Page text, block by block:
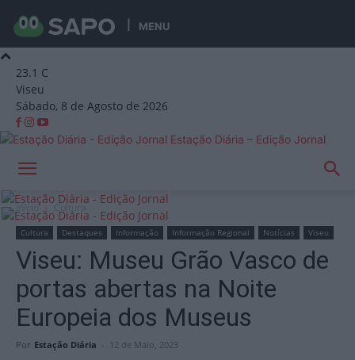
MENU
23.1 C
Viseu
Sábado, 8 de Agosto de 2026
Estação Diária – Edição Jornal
Início Cultura
Cultura Destaques Informação Informação Regional Notícias Viseu
Viseu: Museu Grão Vasco de
portas abertas na Noite
Europeia dos Museus
Por Estação Diária - 12 de Maio, 2023